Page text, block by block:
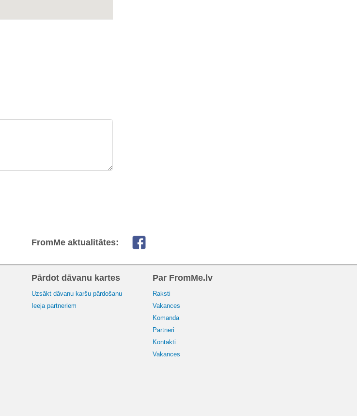
FromMe aktualitātes:
Pārdot dāvanu kartes
Uzsākt dāvanu karšu pārdošanu
Ieeja partneriem
Par FromMe.lv
Raksti
Vakances
Komanda
Partneri
Kontakti
Vakances